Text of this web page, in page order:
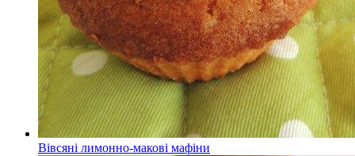
Вівсяні лимонно-макові мафіни